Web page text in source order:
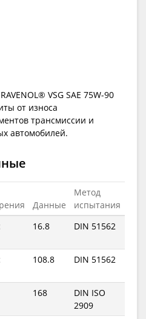
VSG SAE 75W-90
от износа
трансмиссии и
автомобилей.
Данные
Метод
испытания
16.8 DIN 51562
108.8 DIN 51562
168
DIN ISO
2909